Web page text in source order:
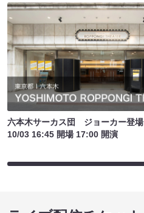
六本木サーカス団 ジョーカー登場
10/03 16:45 開場 17:00 開演